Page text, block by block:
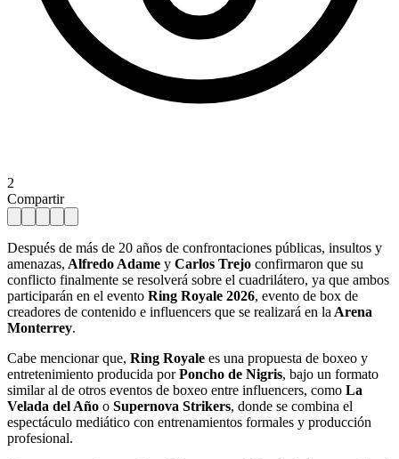
2
Compartir
Después de más de 20 años de confrontaciones públicas, insultos y
amenazas, Alfredo Adame y Carlos Trejo confirmaron que su
conflicto finalmente se resolverá sobre el cuadrilátero, ya que ambos
participarán en el evento Ring Royale 2026, evento de box de
creadores de contenido e influencers que se realizará en la Arena
Monterrey.
Cabe mencionar que, Ring Royale es una propuesta de boxeo y
entretenimiento producida porPoncho de Nigris, bajo un formato
similar al de otros eventos de boxeo entre influencers, como La
Velada del Año o Supernova Strikers, donde se combina el
espectáculo mediático con entrenamientos formales y producción
profesional.